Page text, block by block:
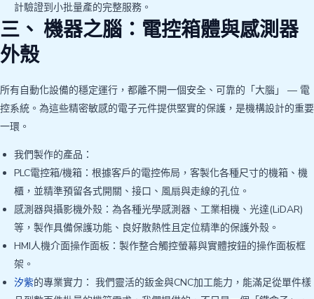
計驗證到小批量產的完整服務。
三、 機器之腦：電控箱體與感測器
外殼
所有自動化設備的穩定運行，都離不開一個安全、可靠的「大腦」 — 電
控系統。為這些精密敏感的電子元件提供堅實的保護，是機構設計的重要
一環。
我們製作的產品：
PLC電控箱/機箱：根據客戶的電控佈局，客製化各種尺寸的機箱、機
櫃，並精準預留各式開關、接口、風扇與走線的孔位。
感測器與攝影機外殼：為各種光學感測器、工業相機、光達(LiDAR)
等，製作具備保護功能、良好散熱性且定位精準的保護外殼。
HMI人機介面操作面板：製作整合觸控螢幕與實體按鈕的操作面板框
架。
汐紫的專業實力： 我們靈活的鈑金與CNC加工能力，能滿足從單件樣